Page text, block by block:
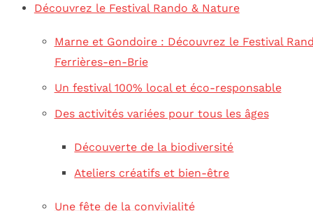
Découvrez le Festival Rando & Nature
Marne et Gondoire : Découvrez le Festival
Ferrières-en-Brie
Un festival 100% local et éco-responsable
Des activités variées pour tous les âges
Découverte de la biodiversité
Ateliers créatifs et bien-être
Une fête de la convivialité